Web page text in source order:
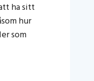
ha sitt
hur
som